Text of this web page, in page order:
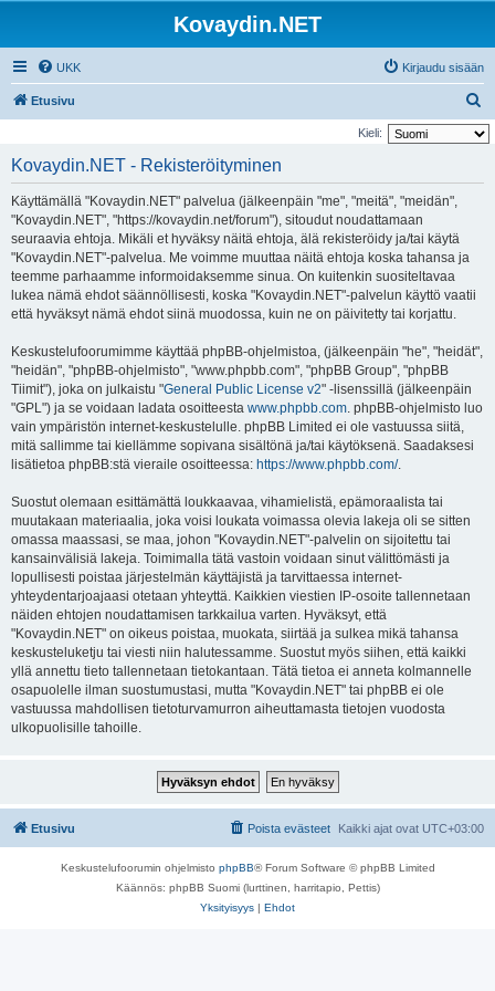
Kovaydin.NET
UKK Kirjaudu sisään
Etusivu
t
Kieli:
Kovaydin.NET - Rekisteröityminen
Käyttämällä "Kovaydin.NET" palvelua (jälkeenpäin "me", "meitä", "meidän",
"Kovaydin.NET", "https://kovaydin.net/forum"), sitoudut noudattamaan
seuraavia ehtoja. Mikäli et hyväksy näitä ehtoja, älä rekisteröidy ja/tai käytä
"Kovaydin.NET"-palvelua. Me voimme muuttaa näitä ehtoja koska tahansa ja
teemme parhaamme informoidaksemme sinua. On kuitenkin suositeltavaa
lukea nämä ehdot säännöllisesti, koska "Kovaydin.NET"-palvelun käyttö vaatii
että hyväksyt nämä ehdot siinä muodossa, kuin ne on päivitetty tai korjattu.
Keskustelufoorumimme käyttää phpBB-ohjelmistoa, (jälkeenpäin "he", "heidät",
"heidän", "phpBB-ohjelmisto", "www.phpbb.com", "phpBB Group", "phpBB
Tiimit"), joka on julkaistu "General Public License v2" -lisenssillä (jälkeenpäin
"GPL") ja se voidaan ladata osoitteesta www.phpbb.com. phpBB-ohjelmisto luo
vain ympäristön internet-keskustelulle. phpBB Limited ei ole vastuussa siitä,
mitä sallimme tai kiellämme sopivana sisältönä ja/tai käytöksenä. Saadaksesi
lisätietoa phpBB:stä vieraile osoitteessa: https://www.phpbb.com/.
Suostut olemaan esittämättä loukkaavaa, vihamielistä, epämoraalista tai
muutakaan materiaalia, joka voisi loukata voimassa olevia lakeja oli se sitten
omassa maassasi, se maa, johon "Kovaydin.NET"-palvelin on sijoitettu tai
kansainvälisiä lakeja. Toimimalla tätä vastoin voidaan sinut välittömästi ja
lopullisesti poistaa järjestelmän käyttäjistä ja tarvittaessa internet-
yhteydentarjoajaasi otetaan yhteyttä. Kaikkien viestien IP-osoite tallennetaan
näiden ehtojen noudattamisen tarkkailua varten. Hyväksyt, että
"Kovaydin.NET" on oikeus poistaa, muokata, siirtää ja sulkea mikä tahansa
keskusteluketju tai viesti niin halutessamme. Suostut myös siihen, että kaikki
yllä annettu tieto tallennetaan tietokantaan. Tätä tietoa ei anneta kolmannelle
osapuolelle ilman suostumustasi, mutta "Kovaydin.NET" tai phpBB ei ole
vastuussa mahdollisen tietoturvamurron aiheuttamasta tietojen vuodosta
ulkopuolisille tahoille.
Etusivu Kaikki ajat ovat UTC+03:00
Poista evästeet
Keskustelufoorumin ohjelmisto phpBB® Forum Software © phpBB Limited
Käännös: phpBB Suomi (lurttinen, harritapio, Pettis)
Yksityisyys | Ehdot